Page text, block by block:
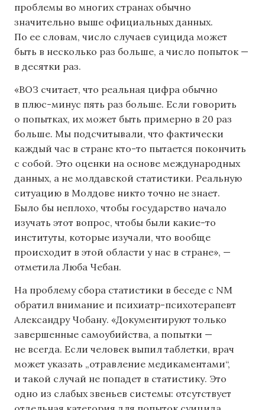
проблемы во многих странах обычно
значительно выше официальных данных.
По ее словам, число случаев суицида может
быть в несколько раз больше, а число попыток —
в десятки раз.
«ВОЗ считает, что реальная цифра обычно
в плюс-минус пять раз больше. Если говорить
о попытках, их может быть примерно в 20 раз
больше. Мы подсчитывали, что фактически
каждый час в стране кто-то пытается покончить
с собой. Это оценки на основе международных
данных, а не молдавской статистики. Реальную
ситуацию в Молдове никто точно не знает.
Было бы неплохо, чтобы государство начало
изучать этот вопрос, чтобы были какие-то
институты, которые изучали, что вообще
происходит в этой области у нас в стране», —
отметила Люба Чебан.
На проблему сбора статистики в беседе с NM
обратил внимание и психиатр-психотерапевт
Александру Чобану. «Документируют только
завершенные самоубийства, а попытки —
не всегда. Если человек выпил таблетки, врач
может указать „отравление медикаментами“,
и такой случай не попадет в статистику. Это
одно из слабых звеньев системы: отсутствует